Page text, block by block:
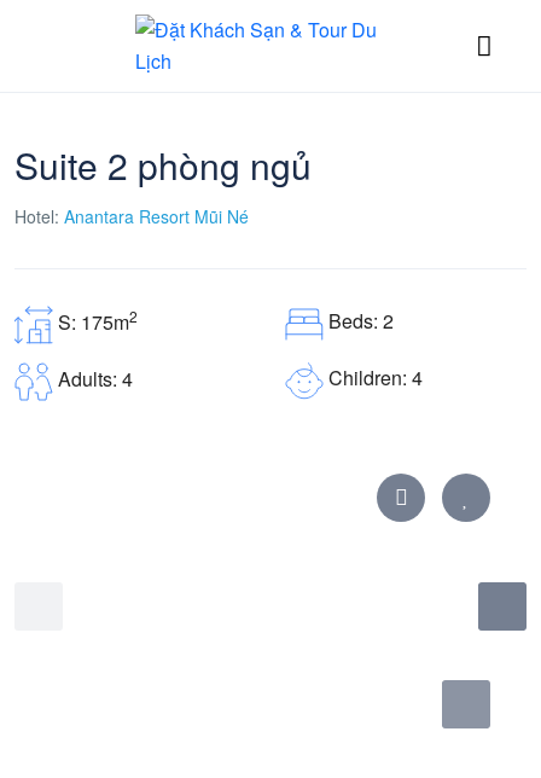
Suite 2 phòng ngủ
Hotel: Anantara Resort Mũi Né
S: 175m2 Beds: 2
Adults: 4 Children: 4